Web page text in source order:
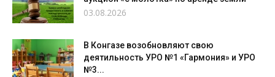
03.08.2026
В Конгазе возобновляют свою
деятильность УРО №1 «Гармония» и УРО
№3...